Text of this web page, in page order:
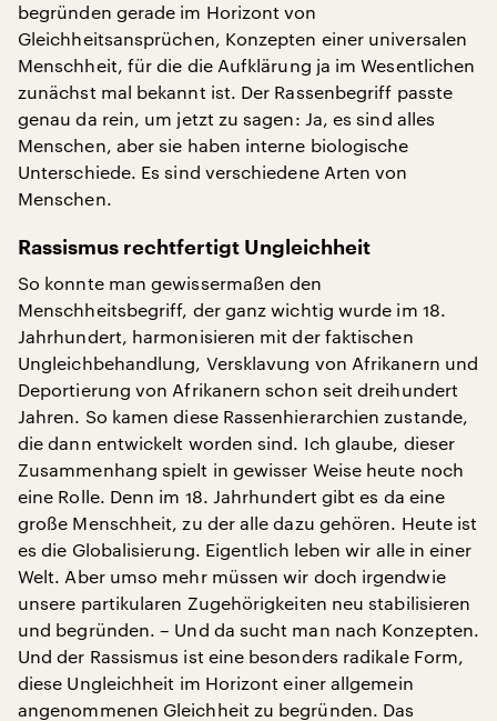
begründen gerade im Horizont von
Gleichheitsansprüchen, Konzepten einer universalen
Menschheit, für die die Aufklärung ja im Wesentlichen
zunächst mal bekannt ist. Der Rassenbegriff passte
genau da rein, um jetzt zu sagen: Ja, es sind alles
Menschen, aber sie haben interne biologische
Unterschiede. Es sind verschiedene Arten von
Menschen.
Rassismus rechtfertigt Ungleichheit
So konnte man gewissermaßen den
Menschheitsbegriff, der ganz wichtig wurde im 18.
Jahrhundert, harmonisieren mit der faktischen
Ungleichbehandlung, Versklavung von Afrikanern und
Deportierung von Afrikanern schon seit dreihundert
Jahren. So kamen diese Rassenhierarchien zustande,
die dann entwickelt worden sind. Ich glaube, dieser
Zusammenhang spielt in gewisser Weise heute noch
eine Rolle. Denn im 18. Jahrhundert gibt es da eine
große Menschheit, zu der alle dazu gehören. Heute ist
es die Globalisierung. Eigentlich leben wir alle in einer
Welt. Aber umso mehr müssen wir doch irgendwie
unsere partikularen Zugehörigkeiten neu stabilisieren
und begründen. – Und da sucht man nach Konzepten.
Und der Rassismus ist eine besonders radikale Form,
diese Ungleichheit im Horizont einer allgemein
angenommenen Gleichheit zu begründen. Das